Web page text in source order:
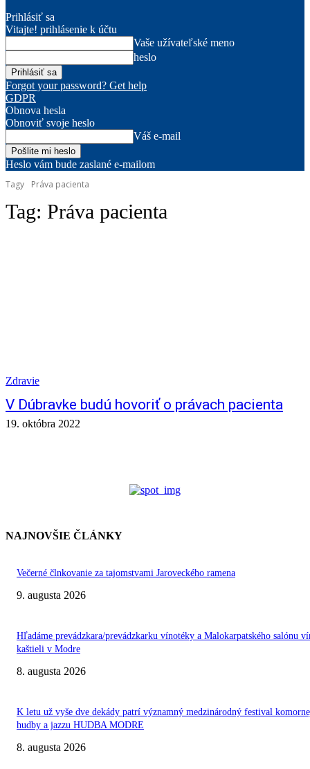
Prihlásiť sa
Vitajte! prihlásenie k účtu
Vaše užívateľské meno
heslo
Forgot your password? Get help
GDPR
Obnova hesla
Obnoviť svoje heslo
Váš e-mail
Heslo vám bude zaslané e-mailom
Tagy
Práva pacienta
Tag: Práva pacienta
Zdravie
V Dúbravke budú hovoriť o právach pacienta
19. októbra 2022
NAJNOVŠIE ČLÁNKY
Večerné člnkovanie za tajomstvami Jaroveckého ramena
9. augusta 2026
Hľadáme prevádzkara/prevádzkarku vínotéky a Malokarpatského salónu
kaštieli v Modre
8. augusta 2026
K letu už vyše dve dekády patrí významný medzinárodný festival
hudby a jazzu HUDBA MODRE
8. augusta 2026